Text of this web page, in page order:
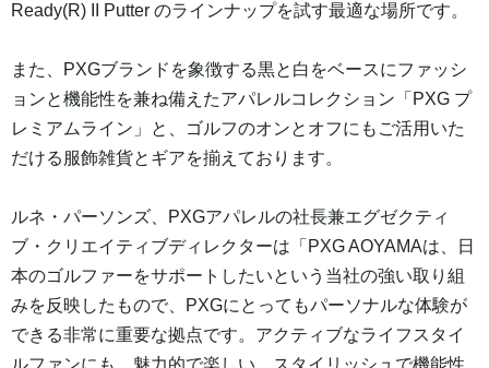
Ready(R) II Putter のラインナップを試す最適な場所です。
また、PXGブランドを象徴する黒と白をベースにファッシ
ョンと機能性を兼ね備えたアパレルコレクション「PXG プ
レミアムライン」と、ゴルフのオンとオフにもご活用いた
だける服飾雑貨とギアを揃えております。
ルネ・パーソンズ、PXGアパレルの社長兼エグゼクティ
ブ・クリエイティブディレクターは「PXG AOYAMAは、日
本のゴルファーをサポートしたいという当社の強い取り組
みを反映したもので、PXGにとってもパーソナルな体験が
できる非常に重要な拠点です。アクティブなライフスタイ